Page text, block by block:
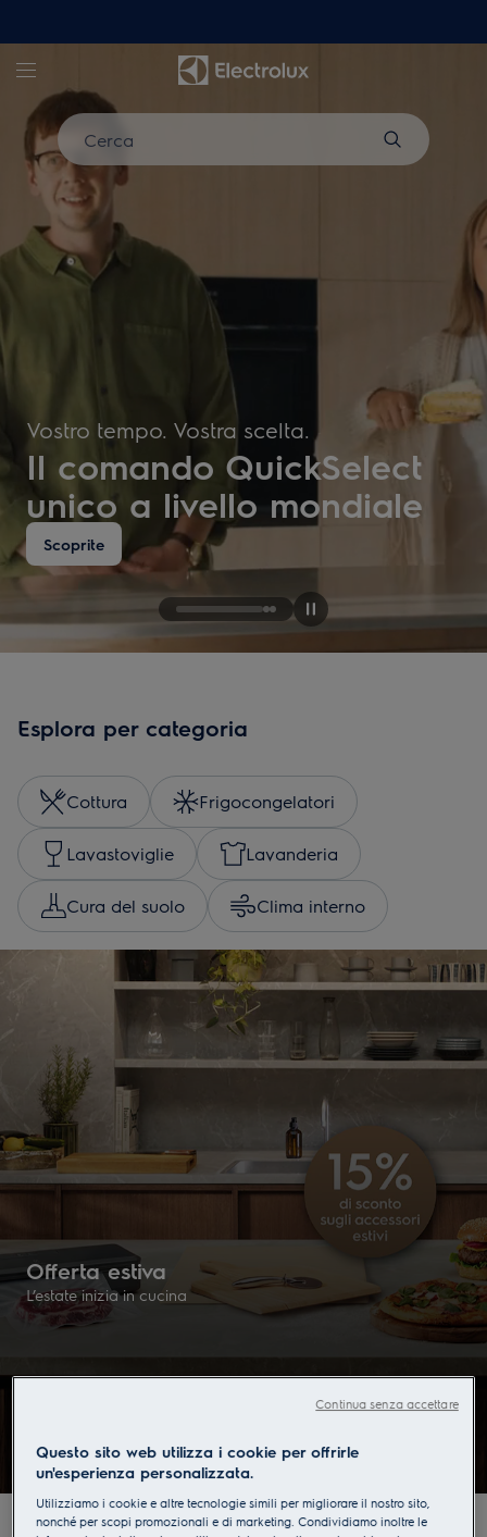
Cerca
Electrolux - Hero Block
Vostro tempo. Vostra scelta.
Il comando QuickSelect
unico a livello mondiale
Scoprite
Esplora per categoria
Cottura Frigocongelatori
Lavastoviglie Lavanderia
Cura del suolo Clima interno
Offerta estiva
L’estate inizia in cucina
Questo sito web utilizza i cookie per offrirle
un'esperienza personalizzata.
Utilizziamo i cookie e altre tecnologie simili per migliorare il nostro sito,
nonché per scopi promozionali e di marketing. Condividiamo inoltre le
Continua senza accettare